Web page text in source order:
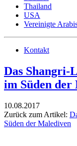
Thailand
USA
Vereinigte
Kontakt
Das Shangri-
im Süden der
10.08.2017
Zurück zum Artikel:
Süden der Malediven